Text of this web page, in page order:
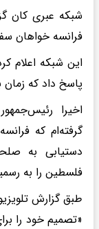
شبکه عبری کان
فرانسه خواهان
این شبکه اعلام
پاسخ داد که
اخیرا
گرفته‌ام که
دستیابی به
فلسطین را به
طبق گزارش
«تصمیم خود را